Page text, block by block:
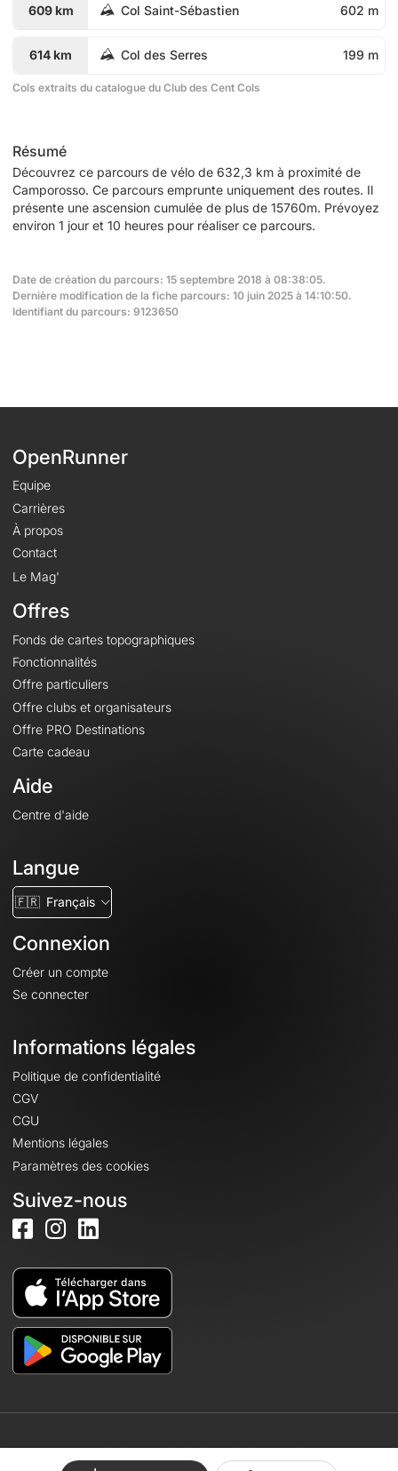
609 km Col Saint-Sébastien 602 m
614 km Col des Serres 199 m
Cols extraits du catalogue du Club des Cent Cols
Résumé
Découvrez ce parcours de vélo de 632,3 km à proximité de
Camporosso. Ce parcours emprunte uniquement des routes. Il
présente une ascension cumulée de plus de 15760m. Prévoyez
environ 1 jour et 10 heures pour réaliser ce parcours.
Date de création du parcours: 15 septembre 2018 à 08:38:05.
Dernière modification de la fiche parcours: 10 juin 2025 à 14:10:50.
Identifiant du parcours: 9123650
OpenRunner
Equipe
Carrières
À propos
Contact
Le Mag'
Offres
Fonds de cartes topographiques
Fonctionnalités
Offre particuliers
Offre clubs et organisateurs
Offre PRO Destinations
Carte cadeau
Aide
Centre d'aide
Langue
🇫🇷 Français
Connexion
Créer un compte
Se connecter
Informations légales
Politique de confidentialité
CGV
CGU
Mentions légales
Paramètres des cookies
Suivez-nous
© 2026 OpenRunner - Version 7.31.3